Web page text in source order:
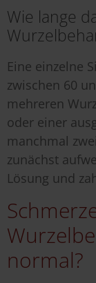
Wie lange
Eine einzelne
zwischen 60
mehreren
oder einer
manchmal
zunächst
Lösung und
normal?